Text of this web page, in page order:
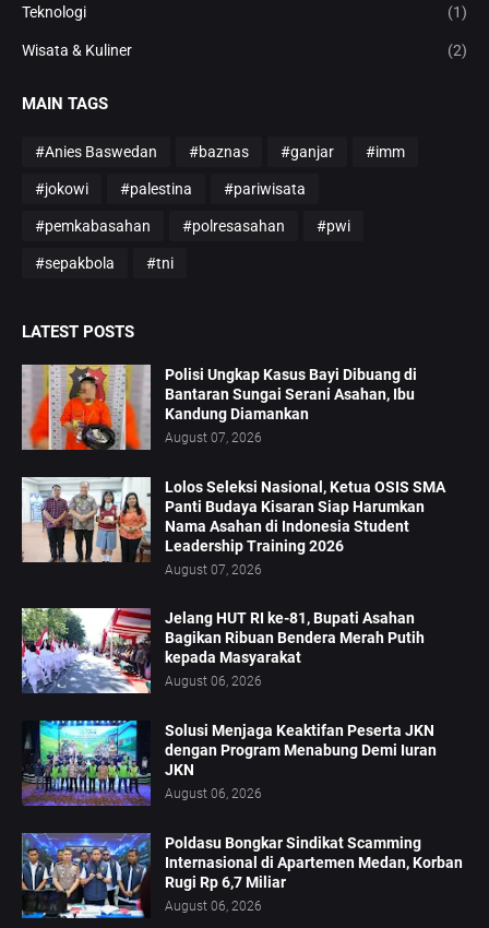
Teknologi (1)
Wisata & Kuliner (2)
MAIN TAGS
#Anies Baswedan #baznas #ganjar #imm
#jokowi #palestina #pariwisata
#pemkabasahan #polresasahan #pwi
#sepakbola #tni
LATEST POSTS
Polisi Ungkap Kasus Bayi Dibuang di
Bantaran Sungai Serani Asahan, Ibu
Kandung Diamankan
August 07, 2026
Lolos Seleksi Nasional, Ketua OSIS SMA
Panti Budaya Kisaran Siap Harumkan
Nama Asahan di Indonesia Student
Leadership Training 2026
August 07, 2026
Jelang HUT RI ke-81, Bupati Asahan
Bagikan Ribuan Bendera Merah Putih
kepada Masyarakat
August 06, 2026
Solusi Menjaga Keaktifan Peserta JKN
dengan Program Menabung Demi Iuran
JKN
August 06, 2026
Poldasu Bongkar Sindikat Scamming
Internasional di Apartemen Medan, Korban
Rugi Rp 6,7 Miliar
August 06, 2026